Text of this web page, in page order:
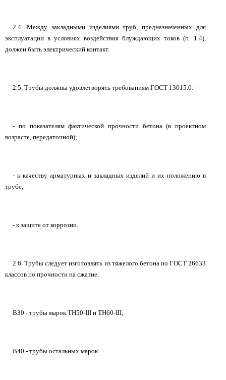
2.4. Между закладными изделиями труб, предназначенных для
эксплуатации в условиях воздействия блуждающих токов (п. 1.4),
должен быть электрический контакт.
2.5. Трубы должны удовлетворять требованиям ГОСТ 13015.0:
- по показателям фактической прочности бетона (в проектном
возрасте, передаточной);
- к качеству арматурных и закладных изделий и их положению в
трубе;
- к защите от коррозии.
2.6. Трубы следует изготовлять из тяжелого бетона по ГОСТ 26633
классов по прочности на сжатие:
В30 - трубы марок ТН50-III и ТН60-III;
В40 - трубы остальных марок.